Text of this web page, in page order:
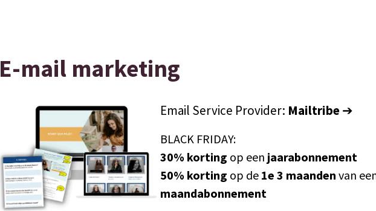
E-mail marketing
Email Service Provider: Mailtribe➔
BLACK FRIDAY:
30% korting op een jaarabonnement
50% korting op de1e 3 maanden van
maandabonnement